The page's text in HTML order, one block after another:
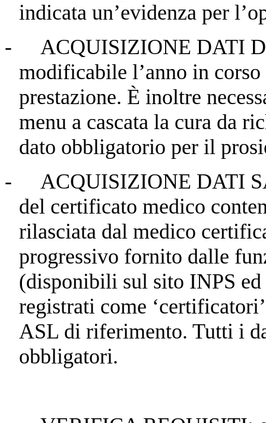
indicata un’evidenza per
-
ACQUISIZIONE DATI
modificabile l’anno in
prestazione. È inoltre
menu a cascata la cura da
dato obbligatorio per il
-
ACQUISIZIONE DATI
del certificato medico
rilasciata dal medico
progressivo fornito dalle
(disponibili sul sito INPS
registrati come
ASL di riferimento. Tutti i
obbligatori.